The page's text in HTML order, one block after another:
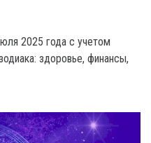
2025 года с учетом
здоровье, финансы,